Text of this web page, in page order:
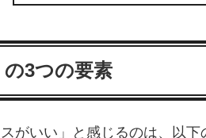
3つの要素
がいい」と感じるのは、以下